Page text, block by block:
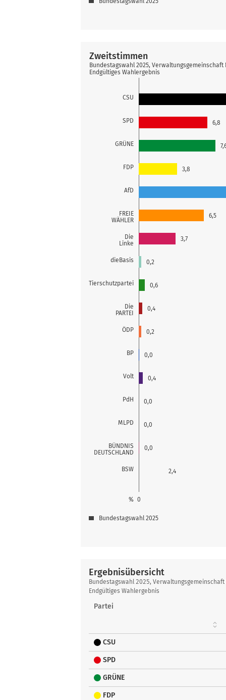
CSU
SPD
GRÜNE
FDP
AfD
FREIE
WÄHLER
Die
Linke
dieBasis
Tierschutzpartei
Die
PARTEI
ÖDP
BP
Volt
PdH
MLPD
BÜNDNIS
DEUTSCHLAND
BSW
0
%
6,8
3,8
6,5
3,7
0,2
0,6
0,4
0,2
0,0
0,4
0,0
0,0
0,0
2,4
Zweitstimmen
Bundestagswahl 2025, Verwaltungsgemeinschaft
Endgültiges Wahlergebnis
Bundestagswahl 2025
Ergebnisübersicht
Ergebnisübersicht
Bundestagswahl 2025,
Endgültiges Wahlergebnis
Partei
CSU
SPD
GRÜNE
FDP